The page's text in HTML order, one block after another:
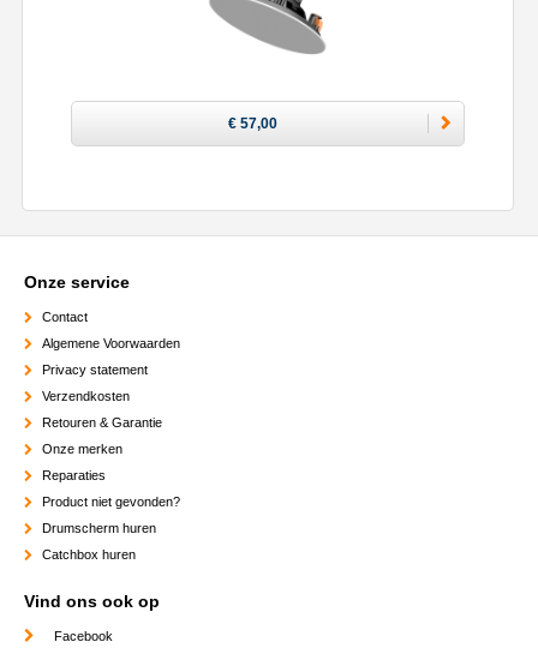
€ 57,00
Onze service
Contact
Algemene Voorwaarden
Privacy statement
Verzendkosten
Retouren & Garantie
Onze merken
Reparaties
Product niet gevonden?
Drumscherm huren
Catchbox huren
Vind ons ook op
Facebook